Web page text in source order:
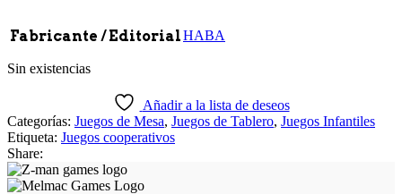
Fabricante / EditorialHABA
Sin existencias
Añadir a la lista de deseos
Categorías: Juegos de Mesa, Juegos de Tablero, Juegos Infantiles
Etiqueta: Juegos cooperativos
Share: